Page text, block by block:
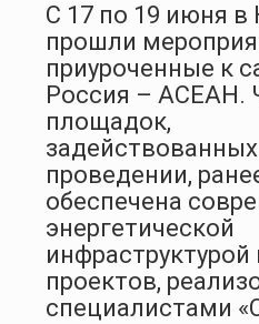
С 17 по 19 июня в
прошли
приуроченные к
Россия – АСЕАН.
площадок,
проведении,
обеспечена
энергетической
инфраструктурой
проектов,
специалистами